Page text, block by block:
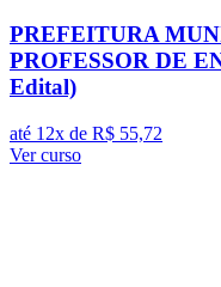
PREFEITURA
PROFESSOR DE
Edital)
até 12x de R$ 55,72
Ver curso